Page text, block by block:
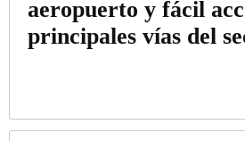
aeropuerto y fácil
principales vías del